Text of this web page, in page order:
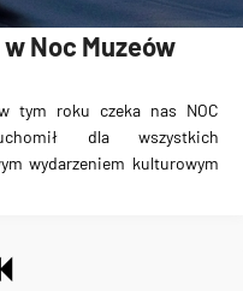
Noc Muzeów
tym roku czeka nas NOC
dla wszystkich
wydarzeniem kulturowym